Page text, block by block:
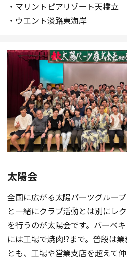
・マリントピアリゾート天橋立
・ウエント淡路東海岸
太陽会
全国に広がる太陽パーツグルー
と一緒にクラブ活動とは別にレ
を行うのが太陽会です。バーベ
には工場で焼肉!?まで。普段は
とも、工場や営業支店を超えて